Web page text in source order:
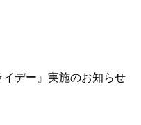
デー』実施のお知らせ